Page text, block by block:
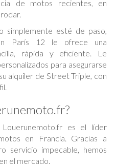
de motos recientes, en
simplemente esté de paso,
París 12 le ofrece una
rápida y eficiente. Le
para asegurarse
alquiler de Street Triple, con
es el líder
en Francia. Gracias a
servicio impecable, hemos
el mercado.